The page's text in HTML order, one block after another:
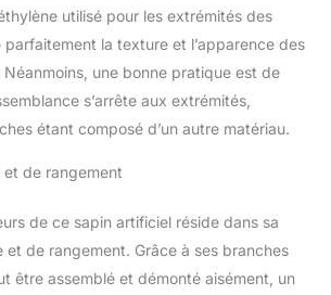
utilisé pour les extrémités des
la texture et l’apparence des
une bonne pratique est de
s’arrête aux extrémités,
étant composé d’un autre matériau.
et de rangement
de ce sapin artificiel réside dans sa
de rangement. Grâce à ses branches
être assemblé et démonté aisément, un